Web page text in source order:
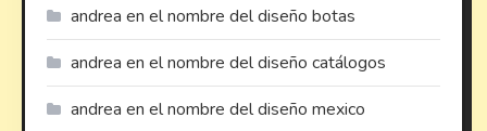
andrea en el nombre del diseño botas
andrea en el nombre del diseño catálogos
andrea en el nombre del diseño mexico